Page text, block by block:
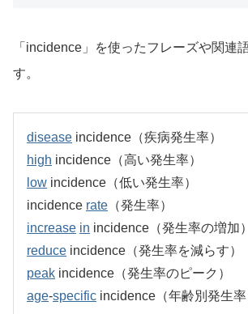
「incidence」を使ったフレーズや関連
す。
disease incidence（疾病発生率）
high incidence（高い発生率）
low incidence（低い発生率）
incidence rate （発生率）
increase in incidence（発生率の増加）
reduce incidence（発生率を減らす）
peak incidence（発生率のピーク）
age-specific incidence（年齢別発生率